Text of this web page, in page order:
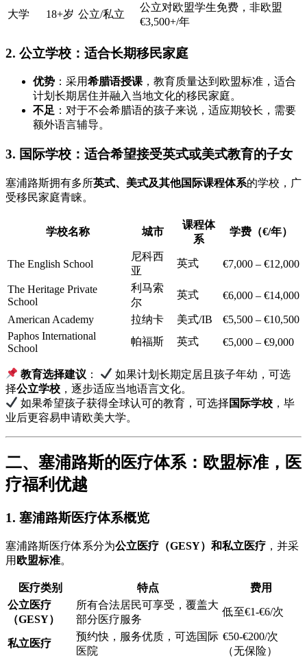
大学 18+岁 公立/私立
公立对欧盟学生免费，非欧盟
€3,500+/年
2. 公立学校：适合长期移民家庭
优势 ：采用希腊语授课 ，教育质量达到欧盟标准，适合
计划长期居住并融入当地文化的移民家庭。
不足 ：对于不会希腊语的孩子来说，适应期较长，需要
额外语言辅导。
3. 国际学校：适合希望接受英式或美式教育的子女
塞浦路斯拥有多所英式、美式及其他国际课程体系的学校，广
受移民家庭青睐。
学校名称 城市
课程体
系
学费（€/年）
The English School
尼科西
亚
英式 €7,000 – €12,000
The Heritage Private
School
利马索
尔
英式 €6,000 – €14,000
American Academy 拉纳卡 美式/IB
€5,500 – €10,500
Paphos International
School
帕福斯 英式 €5,000 – €9,000
教育选择建议 ：
如果计划长期定居且孩子年幼，可选
择公立学校 ，逐步适应当地语言文化。
如果希望孩子获得全球认可的教育，可选择 国际学校 ，毕
业后更容易申请欧美大学。
二、塞浦路斯的医疗体系：欧盟标准，医
疗福利优越
1. 塞浦路斯医疗体系概览
塞浦路斯医疗体系分为公立医疗（GESY）和私立医疗 ，并采
用 欧盟标准。
医疗类别 特点
费用
公立医疗
（GESY）
所有合法居民可享受，覆盖大
部分医疗服务
低至€1-€6/次
私立医疗
预约快，服务优质，可选国际
医院
€50-€200/次
（无保险）